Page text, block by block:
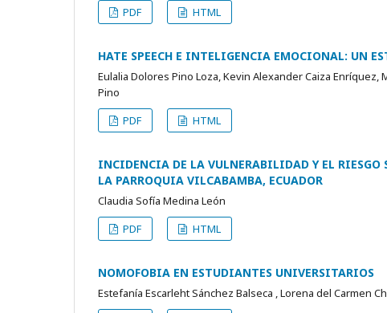
PDF
HTML
HATE SPEECH E INTELIGENCIA EMOCIONAL: UN
Eulalia Dolores Pino Loza, Kevin Alexander Caiza
Pino
PDF HTML
INCIDENCIA DE LA VULNERABILIDAD Y EL RIESGO
LA PARROQUIA VILCABAMBA, ECUADOR
Claudia Sofía Medina León
PDF
HTML
NOMOFOBIA EN ESTUDIANTES UNIVERSITARIOS
Estefanía Escarleht Sánchez Balseca , Lorena del Carmen